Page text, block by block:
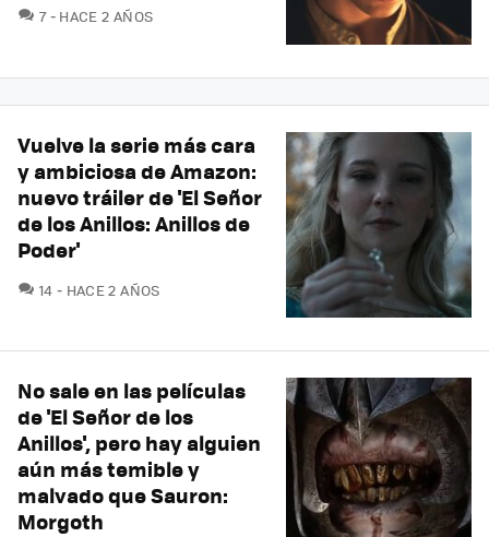
7COMENTARIOS
HACE 2 AÑOS
Vuelve la serie más cara
y ambiciosa de Amazon:
nuevo tráiler de 'El Señor
de los Anillos: Anillos de
Poder'
14 COMENTARIOS
HACE 2 AÑOS
No sale en las películas
de 'El Señor de los
Anillos', pero hay alguien
aún más temible y
malvado que Sauron:
Morgoth